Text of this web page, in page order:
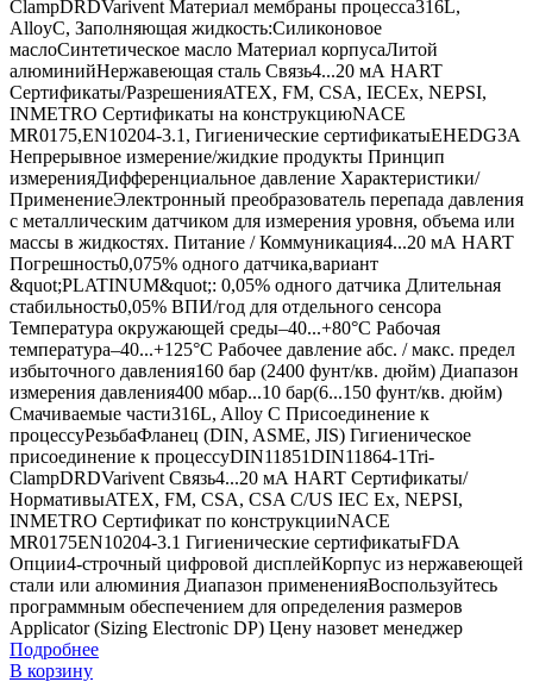
ClampDRDVarivent Материал мембраны процесса316L,
AlloyC, Заполняющая жидкость:Силиконовое
маслоСинтетическое масло Материал корпусаЛитой
алюминийНержавеющая сталь Связь4...20 мА HART
Сертификаты/РазрешенияATEX, FM, CSA, IECEx, NEPSI,
INMETRO Сертификаты на конструкциюNACE
MR0175,EN10204-3.1, Гигиенические сертификатыEHEDG3A
Непрерывное измерение/жидкие продукты Принцип
измеренияДифференциальное давление Характеристики/
ПрименениеЭлектронный преобразователь перепада давления
с металлическим датчиком для измерения уровня, объема или
массы в жидкостях. Питание / Коммуникация4...20 мА HART
Погрешность0,075% одного датчика,вариант
&quot;PLATINUM&quot;: 0,05% одного датчика Длительная
стабильность0,05% ВПИ/год для отдельного сенсора
Температура окружающей среды–40...+80°C Рабочая
температура–40...+125°C Рабочее давление абс. / макс. предел
избыточного давления160 бар (2400 фунт/кв. дюйм) Диапазон
измерения давления400 мбар...10 бар(6...150 фунт/кв. дюйм)
Смачиваемые части316L, Alloy C Присоединение к
процессуРезьбаФланец (DIN, ASME, JIS) Гигиеническое
присоединение к процессуDIN11851DIN11864-1Tri-
ClampDRDVarivent Связь4...20 мА HART Сертификаты/
НормативыATEX, FM, CSA, CSA C/US IEC Ex, NEPSI,
INMETRO Сертификат по конструкцииNACE
MR0175EN10204-3.1 Гигиенические сертификатыFDA
Опции4-строчный цифровой дисплейКорпус из нержавеющей
стали или алюминия Диапазон примененияВоспользуйтесь
программным обеспечением для определения размеров
Applicator (Sizing Electronic DP) Цену назовет менеджер
Подробнее
В корзину